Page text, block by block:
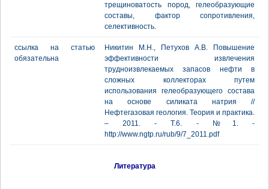
трещиноватость пород, гелеобразующие
составы, фактор сопротивления,
селективность.
ссылка на статью
обязательна
Никитин М.Н., Петухов А.В. Повышение
эффективности извлечения
трудноизвлекаемых запасов нефти в
сложных коллекторах путем
использования гелеобразующего состава
на основе силиката натрия //
Нефтегазовая геология. Теория и практика.
– 2011. - Т.6. - №1. -
http://www.ngtp.ru/rub/9/7_2011.pdf
Литература